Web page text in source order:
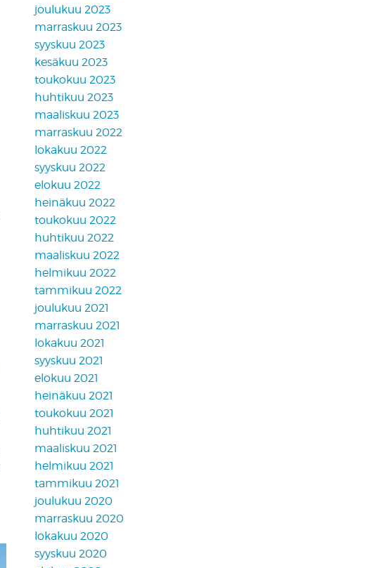
joulukuu 2023
marraskuu 2023
syyskuu 2023
kesäkuu 2023
toukokuu 2023
huhtikuu 2023
maaliskuu 2023
marraskuu 2022
lokakuu 2022
syyskuu 2022
elokuu 2022
heinäkuu 2022
toukokuu 2022
huhtikuu 2022
maaliskuu 2022
helmikuu 2022
tammikuu 2022
joulukuu 2021
marraskuu 2021
lokakuu 2021
syyskuu 2021
elokuu 2021
heinäkuu 2021
toukokuu 2021
huhtikuu 2021
maaliskuu 2021
helmikuu 2021
tammikuu 2021
joulukuu 2020
marraskuu 2020
lokakuu 2020
syyskuu 2020